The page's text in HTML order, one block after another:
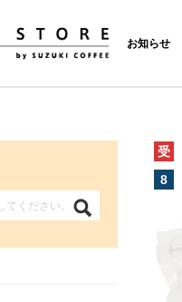
お知らせ
受
8